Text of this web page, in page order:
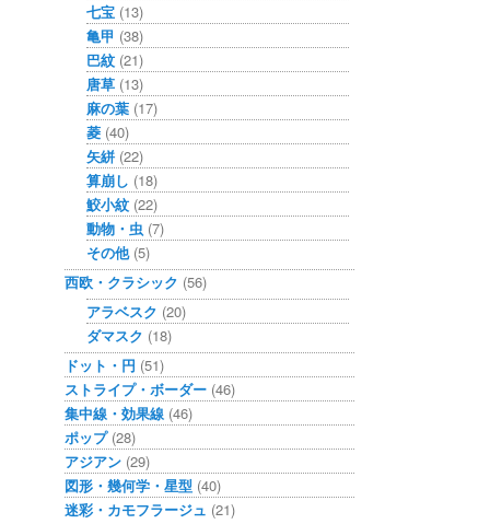
七宝 (13)
亀甲 (38)
巴紋 (21)
唐草 (13)
麻の葉 (17)
菱 (40)
矢絣 (22)
算崩し (18)
鮫小紋 (22)
動物・虫 (7)
その他(5)
西欧・クラシック (56)
アラベスク (20)
ダマスク (18)
ドット・円 (51)
ストライプ・ボーダー (46)
集中線・効果線 (46)
ポップ(28)
アジアン (29)
図形・幾何学・星型 (40)
迷彩・カモフラージュ (21)